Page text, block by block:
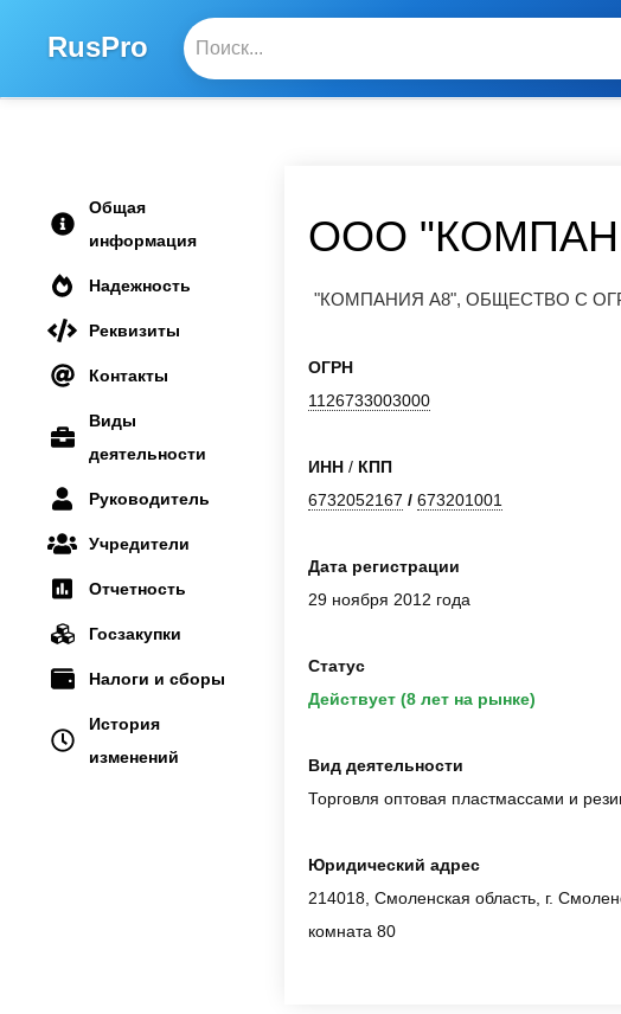
RusPro
Общая
информация
Надежность
Реквизиты
Контакты
Виды
деятельности
Руководитель
Учредители
Отчетность
Госзакупки
Налоги и сборы
История
изменений
ООО
"КОМПАНИЯ А8", ОБЩЕСТВО С
ОГРН
1126733003000
ИНН / КПП
6732052167 / 673201001
Дата регистрации
29 ноября 2012 года
Статус
Действует (8 лет на рынке)
Вид деятельности
Торговля оптовая пластмассами и
Юридический адрес
214018, Смоленская область, г.
комната 80